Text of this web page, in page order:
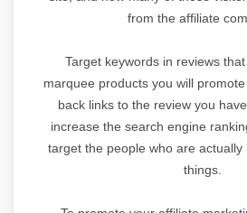
from the affiliate
Target keywords in reviews
marquee products you will
back links to the review you
increase the search engine
target the people who are actually
things.